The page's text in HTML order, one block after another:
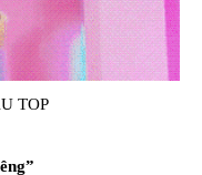
TOP